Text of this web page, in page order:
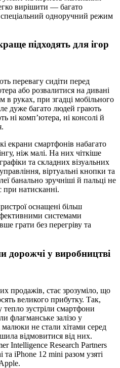
вирішити — багато
спеціальний одноручний режим
підходять для ігор
перевагу сидіти перед
або розвалитися на дивані
в руках, при згадці мобільного
дуже багато людей грають
ні комп’ютера, ні консолі й
екрани смартфонів набагато
ніж малі. На них чіткіше
та складних візуальних
віртуальні кнопки та
банально зручніші й пальці не
при натисканні.
оснащені більш
системами
грати без перегріву та
дорожчі у виробництві
продажів, стає зрозуміло, що
великого прибутку. Так,
тепло зустріли смартфони
флагманське залізо у
не стали хітами серед
відмовитися від них.
Intelligence Research Partners
iPhone 12 mini разом узяті